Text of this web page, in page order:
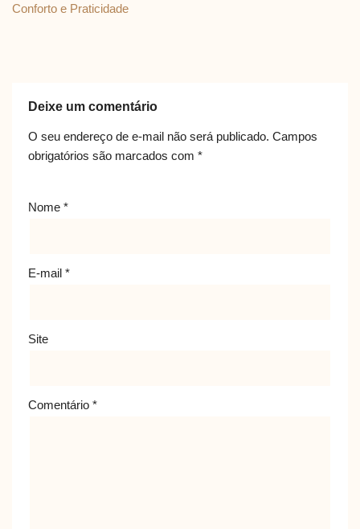
Conforto e Praticidade
Deixe um comentário
O seu endereço de e-mail não será publicado. Campos
obrigatórios são marcados com *
Nome *
E-mail *
Site
Comentário *